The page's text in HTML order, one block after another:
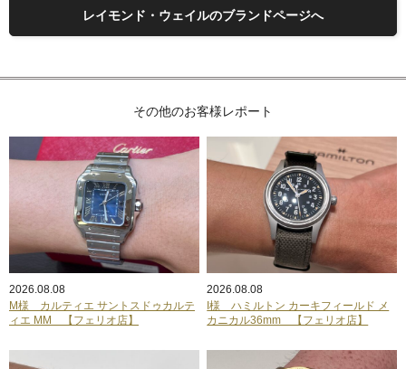
レイモンド・ウェイルのブランドページへ
その他のお客様レポート
2026.08.08
M様 カルティエ サントスドゥカルテ
ィエ MM 【フェリオ店】
2026.08.08
I様 ハミルトン カーキフィールド メ
カニカル36mm 【フェリオ店】